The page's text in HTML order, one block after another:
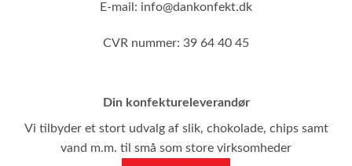
E-mail: info@dankonfekt.dk
CVR nummer: 39 64 40 45
Din konfektureleverandør
Vi tilbyder et stort udvalg af slik, chokolade, chips samt
vand m.m. til små som store virksomheder